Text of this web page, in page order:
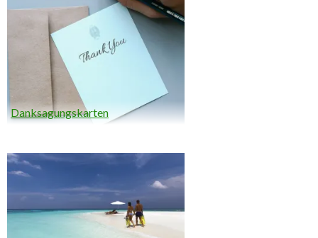
Danksagungskarten